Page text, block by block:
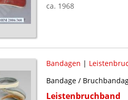
ca. 1968
Bandagen |
Bandage /
Leistenbruchband